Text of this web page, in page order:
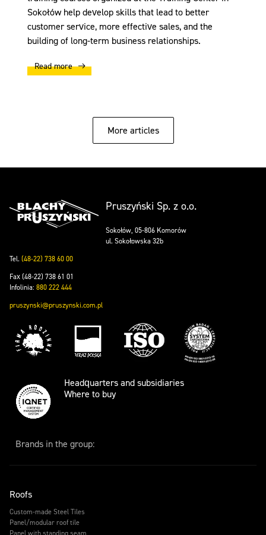
Sokołów help develop skills that lead to better
customer service, more effective sales, and the
building of long-term business relationships.
Read more
More articles
Pruszyński Sp. z o.o.
Sokołów, 05-806 Komorów
ul. Sokołowska 32b
Tel.(48-22) 738 60 00
Fax (48-22) 738 61 01
Infolinia: 880 222 444
pruszynski@pruszynski.com.pl
Headquarters and subsidiaries
Where to buy
Brands in the group:
Roofs
Custom-made Steel Tiles
Panel/modular roof tile